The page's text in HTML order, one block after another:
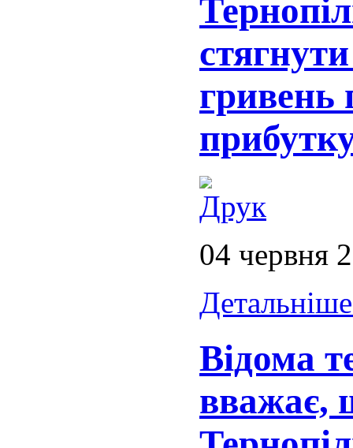
гривень
04 червня
Відома
вважає,